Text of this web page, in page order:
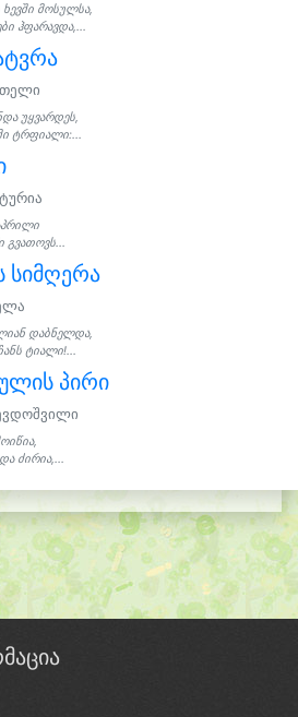
ხევში მოსულსა,
ჰფარავდა,...
უყვარდეს,
ტრფიალი:...
სიმღერა
დაბნელდა,
ტიალი!...
პირი
ძირია,...